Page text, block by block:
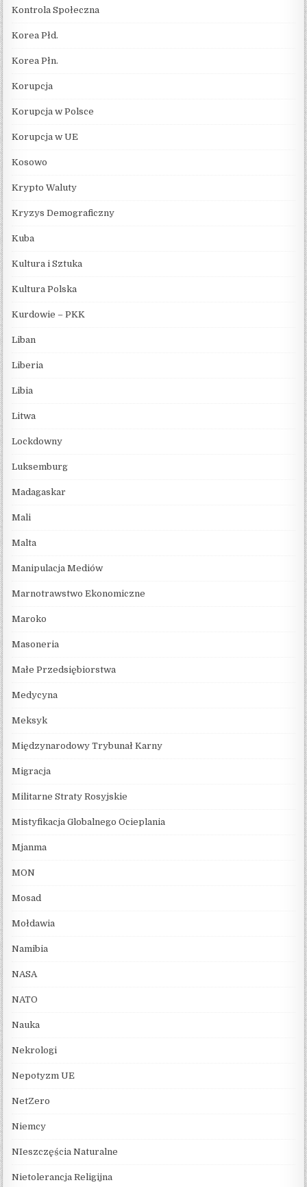
Kontrola Społeczna
Korea Płd.
Korea Płn.
Korupcja
Korupcja w Polsce
Korupcja w UE
Kosowo
Krypto Waluty
Kryzys Demograficzny
Kuba
Kultura i Sztuka
Kultura Polska
Kurdowie – PKK
Liban
Liberia
Libia
Litwa
Lockdowny
Luksemburg
Madagaskar
Mali
Malta
Manipulacja Mediów
Marnotrawstwo Ekonomiczne
Maroko
Masoneria
Małe Przedsiębiorstwa
Medycyna
Meksyk
Międzynarodowy Trybunał Karny
Migracja
Militarne Straty Rosyjskie
Mistyfikacja Globalnego Ocieplania
Mjanma
MON
Mosad
Mołdawia
Namibia
NASA
NATO
Nauka
Nekrologi
Nepotyzm UE
NetZero
Niemcy
NIeszczęścia Naturalne
Nietolerancja Religijna